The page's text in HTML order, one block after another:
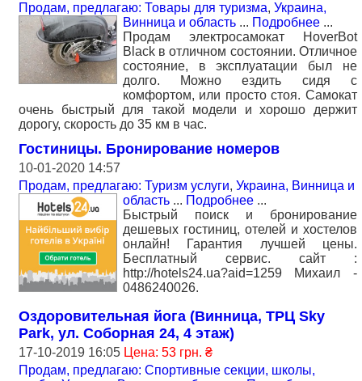
Продам, предлагаю: Товары для туризма, Украина,
Винница и область ... Подробнее ...
Продам электросамокат HoverBot
Black в отличном состоянии. Отличное
состояние, в эксплуатации был не
долго. Можно ездить сидя с
комфортом, или просто стоя. Самокат
очень быстрый для такой модели и хорошо держит
дорогу, скорость до 35 км в час.
Гостиницы. Бронирование номеров
10-01-2020 14:57
Продам, предлагаю: Туризм услуги, Украина, Винница и
область ... Подробнее ...
Быстрый поиск и бронирование
дешевыx гостиниц, отелей и хостелов
онлайн! Гарантия лучшей цены.
Бесплатный сервис. сайт :
http://hotels24.ua?aid=1259 Михаил -
0486240026.
Оздоровительная йога (Винница, ТРЦ Sky
Park, ул. Соборная 24, 4 этаж)
17-10-2019 16:05 Цена: 53 грн. ₴
Продам, предлагаю: Спортивные секции, школы,